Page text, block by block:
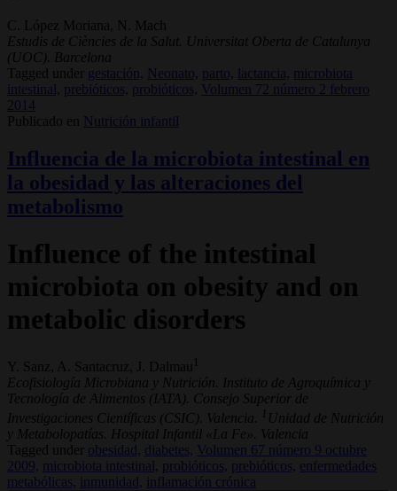
C. López Moriana, N. Mach
Estudis de Ciències de la Salut. Universitat Oberta de Catalunya
(UOC). Barcelona
Tagged under
gestación, Neonato, parto, lactancia,
microbiota
intestinal,
prebióticos, probióticos,
Volumen 72 número 2 febrero
2014
Publicado en
Nutrición infantil
Influencia de la microbiota intestinal en
la obesidad y las alteraciones del
metabolismo
Influence of the intestinal
microbiota on obesity and on
metabolic disorders
Y. Sanz, A. Santacruz, J. Dalmau 1
Ecofisiología Microbiana y Nutrición. Instituto de Agroquímica y
Tecnología de Alimentos (IATA). Consejo Superior de
Investigaciones Científicas (CSIC). Valencia. 1
Unidad de Nutrición
y Metabolopatías. Hospital Infantil «La Fe». Valencia
Tagged under
obesidad, diabetes, Volumen 67 número 9 octubre
2009,
microbiota intestinal, probióticos, prebióticos, enfermedades
metabólicas, inmunidad, inflamación crónica